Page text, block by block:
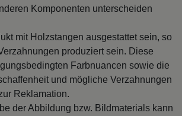
Komponenten unterscheiden
mit Holzstangen ausgestattet sein, so
produziert sein. Diese
Farbnuancen sowie die
und mögliche Verzahnungen
Reklamation.
der Abbildung bzw. Bildmaterials kann